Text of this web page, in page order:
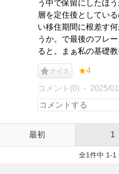
う中で保留にしたほ
層を定住後としてい
い移住期間に根差す
うか。で最後のフレ
ると。まぁ私の基礎
ナイス ★4
コメント(0) 2025/
最初 1
全1件中 1-1